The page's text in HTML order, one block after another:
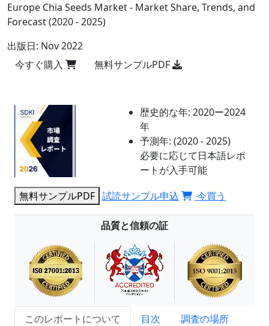
Europe Chia Seeds Market - Market Share, Trends, and
Forecast (2020 - 2025)
出版日: Nov 2022
今すぐ購入
無料サンプルPDF
歴史的な年: 2020ー2024
年
予測年: (2020 - 2025)
必要に応じて日本語レポ
ートが入手可能
無料サンプルPDF 試読サンプル申込 今買う
品質と信頼の証
このレポートについて 目次
調査の場所